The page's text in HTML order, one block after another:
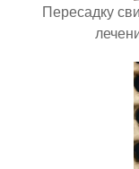
Пересадку